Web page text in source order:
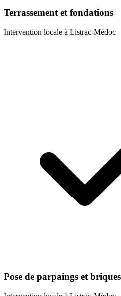
Terrassement et fondations
Intervention locale à Listrac-Médoc
Pose de parpaings et briques